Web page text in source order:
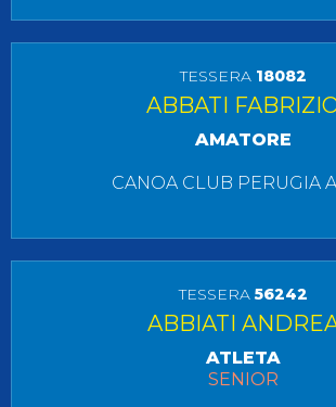
TESSERA 18082
ABBATI
AMATORE
CANOA CLUB PERUGIA
TESSERA 56242
ABBIATI
ATLETA
SENIOR